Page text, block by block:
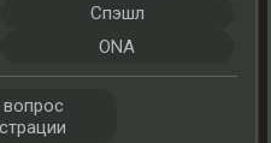
Спэшл
ONA